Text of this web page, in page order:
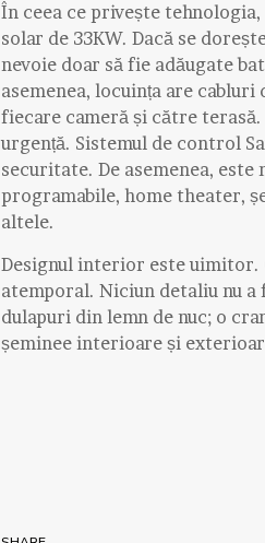
În ceea ce privește
solar de 33KW. Dacă se
nevoie doar să fie adăugate
asemenea, locuința are
fiecare cameră și către
urgență. Sistemul de control
securitate. De asemenea,
programabile, home theater,
altele.
Designul interior este uimitor.
atemporal. Niciun detaliu nu a
dulapuri din lemn de nuc; o
șeminee interioare și